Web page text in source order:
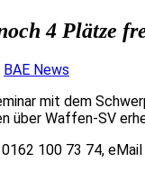
4 Plätze
BAE News
mit dem
über Waffen-SV
100 73 74, eMail